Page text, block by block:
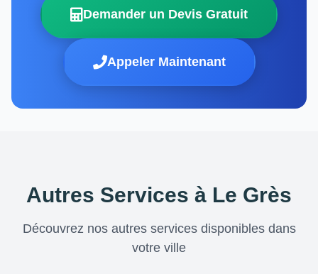
Demander un Devis Gratuit
Appeler Maintenant
Autres Services à Le Grès
Découvrez nos autres services disponibles dans
votre ville